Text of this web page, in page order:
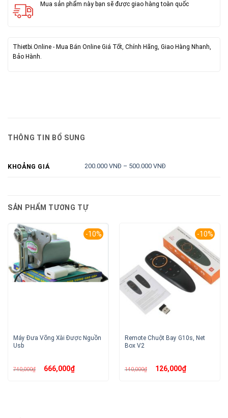
Mua sản phẩm này bạn sẽ được giao hàng toàn quốc
Thietbi.Online - Mua Bán Online Giá Tốt, Chính Hãng, Giao Hàng Nhanh,
Bảo Hành.
THÔNG TIN BỔ SUNG
KHOẢNG GIÁ 200.000 VNĐ – 500.000 VNĐ
SẢN PHẨM TƯƠNG TỰ
-10%
Máy Đưa Võng Xài Được Nguồn
Usb
740,000₫ Giá
gốc666,000₫Giá
-10%
Remote Chuột Bay G10s, Net
Box V2
140,000₫ Giá
gốc126,000₫Giá